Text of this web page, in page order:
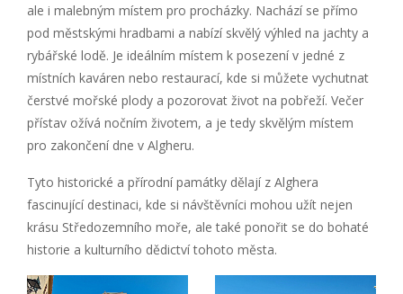
ale i malebným místem pro procházky. Nachází se přímo
pod městskými hradbami a nabízí skvělý výhled na jachty a
rybářské lodě. Je ideálním místem k posezení v jedné z
místních kaváren nebo restaurací, kde si můžete vychutnat
čerstvé mořské plody a pozorovat život na pobřeží. Večer
přístav ožívá nočním životem, a je tedy skvělým místem
pro zakončení dne v Algheru.
Tyto historické a přírodní památky dělají z Alghera
fascinující destinaci, kde si návštěvníci mohou užít nejen
krásu Středozemního moře, ale také ponořit se do bohaté
historie a kulturního dědictví tohoto města.